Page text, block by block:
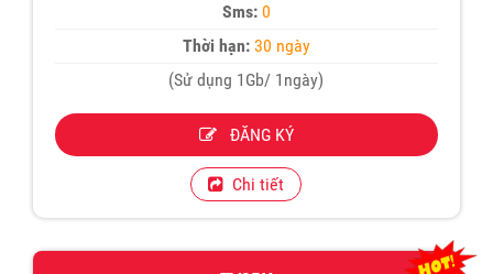
Sms: 0
Thời hạn:30 ngày
(Sử dụng 1Gb/ 1ngày)
ĐĂNG KÝ
Chi tiết